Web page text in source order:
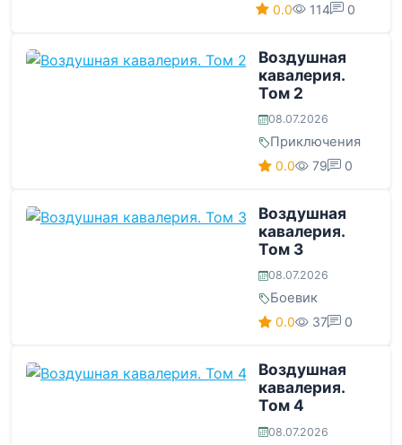
0.0 114 0
Воздушная
кавалерия.
Том 2
08.07.2026
Приключения
0.0 79 0
Воздушная
кавалерия.
Том 3
08.07.2026
Боевик
0.0 37 0
Воздушная
кавалерия.
Том 4
08.07.2026